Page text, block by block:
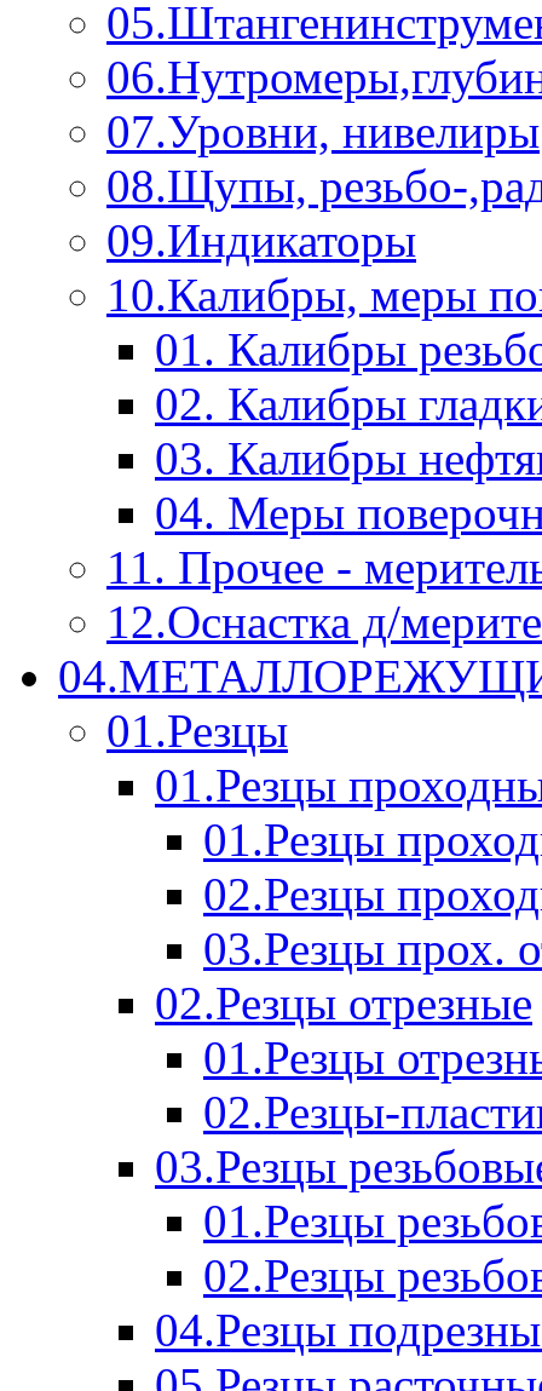
07.Уровни, нивелиры
08.Щупы, резьбо-
09.Индикаторы
10.Калибры, меры
01. Калибры
02. Калибры
03. Калибры
04. Меры
11. Прочее -
12.Оснастка д/
01.Резцы
01.Резцы
01.Резцы
02.Резцы
03.Резцы прох.
02.Резцы отрезные
01.Резцы
02.Резцы-
03.Резцы
01.Резцы
02.Резцы
04.Резцы